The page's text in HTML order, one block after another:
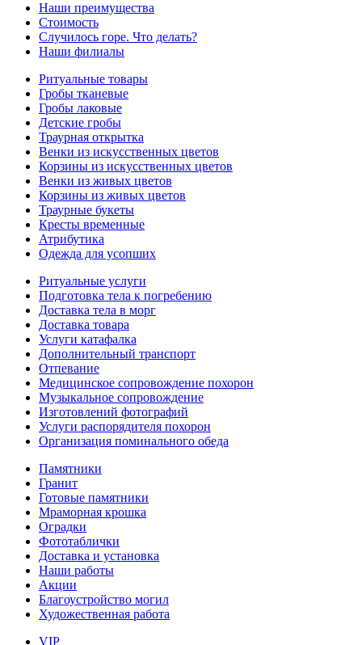
Наши преимущества
Стоимость
Случилось горе. Что делать?
Наши филиалы
Ритуальные товары
Гробы тканевые
Гробы лаковые
Детские гробы
Траурная открытка
Венки из искусственных цветов
Корзины из искусственных цветов
Венки из живых цветов
Корзины из живых цветов
Траурные букеты
Кресты временные
Атрибутика
Одежда для усопших
Ритуальные услуги
Подготовка тела к погребению
Доставка тела в морг
Доставка товара
Услуги катафалка
Дополнительный транспорт
Отпевание
Медицинское сопровождение похорон
Музыкальное сопровождение
Изготовлений фотографий
Услуги распорядителя похорон
Организация поминального обеда
Памятники
Гранит
Готовые памятники
Мраморная крошка
Оградки
Фототаблички
Доставка и установка
Наши работы
Акции
Благоустройство могил
Художественная работа
VIP